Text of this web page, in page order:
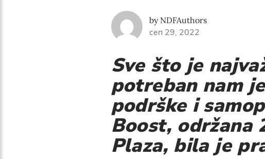
by NDFAuthors
сеп 29, 2022
Sve što je
potreban nam
podrške i
Boost, održana
Plaza, bila je